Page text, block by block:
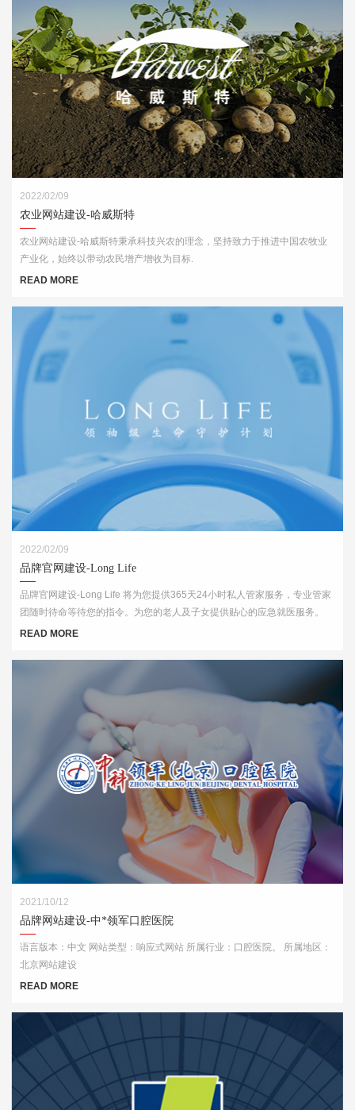
2022/02/09
农业网站建设-哈威斯特
农业网站建设-哈威斯特秉承科技兴农的理念，坚持致力于推进中国农牧业
产业化，始终以带动农民增产增收为目标.
READ MORE
2022/02/09
品牌官网建设-Long Life
品牌官网建设-Long Life 将为您提供365天24小时私人管家服务，专业管家
团随时待命等待您的指令。为您的老人及子女提供贴心的应急就医服务。
READ MORE
2021/10/12
品牌网站建设-中*领军口腔医院
语言版本：中文 网站类型：响应式网站 所属行业：口腔医院。 所属地区：
北京网站建设
READ MORE